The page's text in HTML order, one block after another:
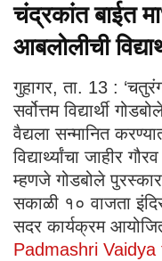
चंद्रकांत बाईत
आबलोलीची
गुहागर, ता. 13 : ‘चतुरंग
सर्वोत्तम विद्यार्थी
वैद्यला सन्मानित
विद्यार्थ्यांचा जाहीर
म्हणजे गोडबोले
सकाळी १० वाजता
सदर कार्यक्रम
Padmashri